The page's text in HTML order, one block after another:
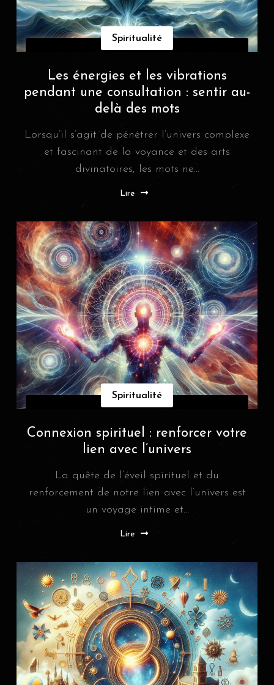
Spiritualité
Les énergies et les vibrations
pendant une consultation : sentir au-
delà des mots
Lorsqu’il s’agit de pénétrer l’univers complexe
et fascinant de la voyance et des arts
divinatoires, les mots ne...
Lire
Spiritualité
Connexion spirituel : renforcer votre
lien avec l’univers
La quête de l’éveil spirituel et du
renforcement de notre lien avec l’univers est
un voyage intime et...
Lire